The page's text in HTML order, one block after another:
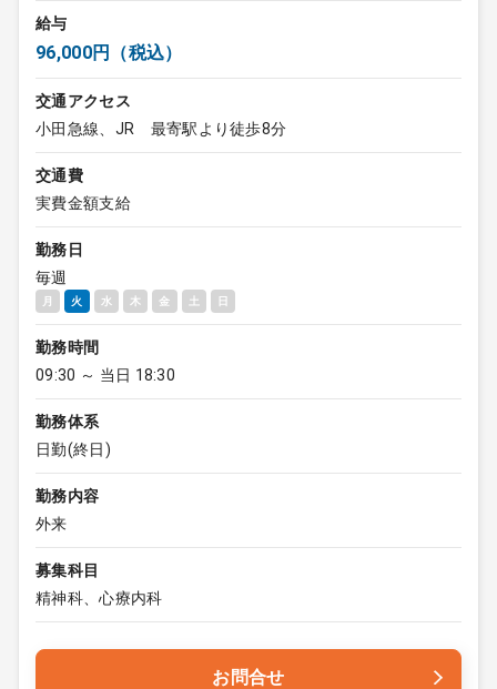
給与
96,000円（税込）
交通アクセス
小田急線、JR 最寄駅より徒歩8分
交通費
実費金額支給
勤務日
毎週
月 火 水 木 金 土 日
勤務時間
09:30 ～ 当日 18:30
勤務体系
日勤(終日)
勤務内容
外来
募集科目
精神科、心療内科
お問合せ